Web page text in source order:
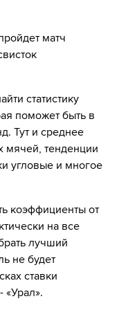
забивает гол!
↔ Ivan Sutugin
↔ Kirill
забивает
Vitaliy Nem
↔ Максим
матч
статистику
поможет быть в
Тут и среднее
мячей, тенденции
угловые и многое
коэффициенты от
на все
лучший
не будет
ставки
«Урал».